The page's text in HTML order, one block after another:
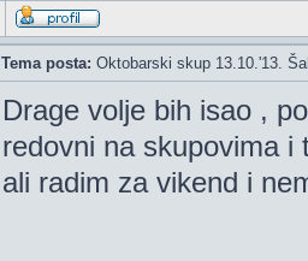
Tema posta: Oktobarski skup 13.10.'13.
Drage volje bih isao ,
redovni na skupovima
ali radim za vikend i